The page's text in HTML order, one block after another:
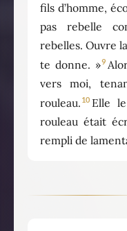
fils d’homme,
pas rebelle
rebelles. Ouvre
te donne. »9
vers moi,
rouleau. 10 Elle
rouleau était
rempli de